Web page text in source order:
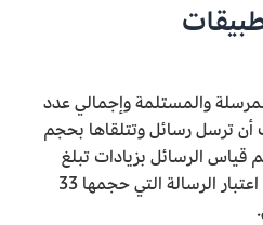
والمستلمة وإجمالي عدد
أن ترسل رسائل وتتلقاها بحجم
يتم قياس الرسائل بزيادات تبلغ
32 كيلوبايت. وبالتالي، يتم اعتبار الرسالة التي حجمها 33